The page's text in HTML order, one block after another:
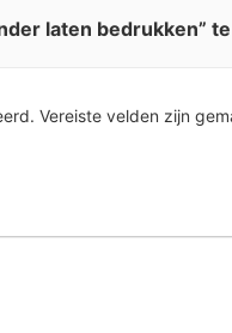
laten bedrukken”
Vereiste velden zijn